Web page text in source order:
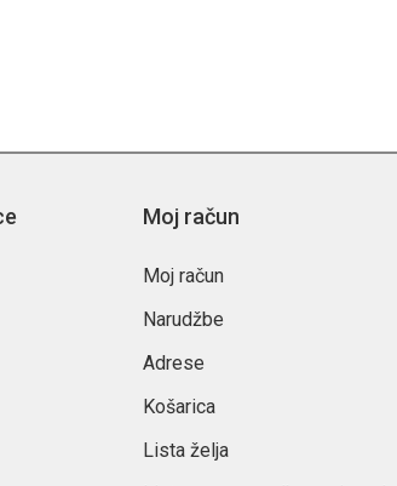
Moj račun
Moj račun
Narudžbe
Adrese
Košarica
Lista želja